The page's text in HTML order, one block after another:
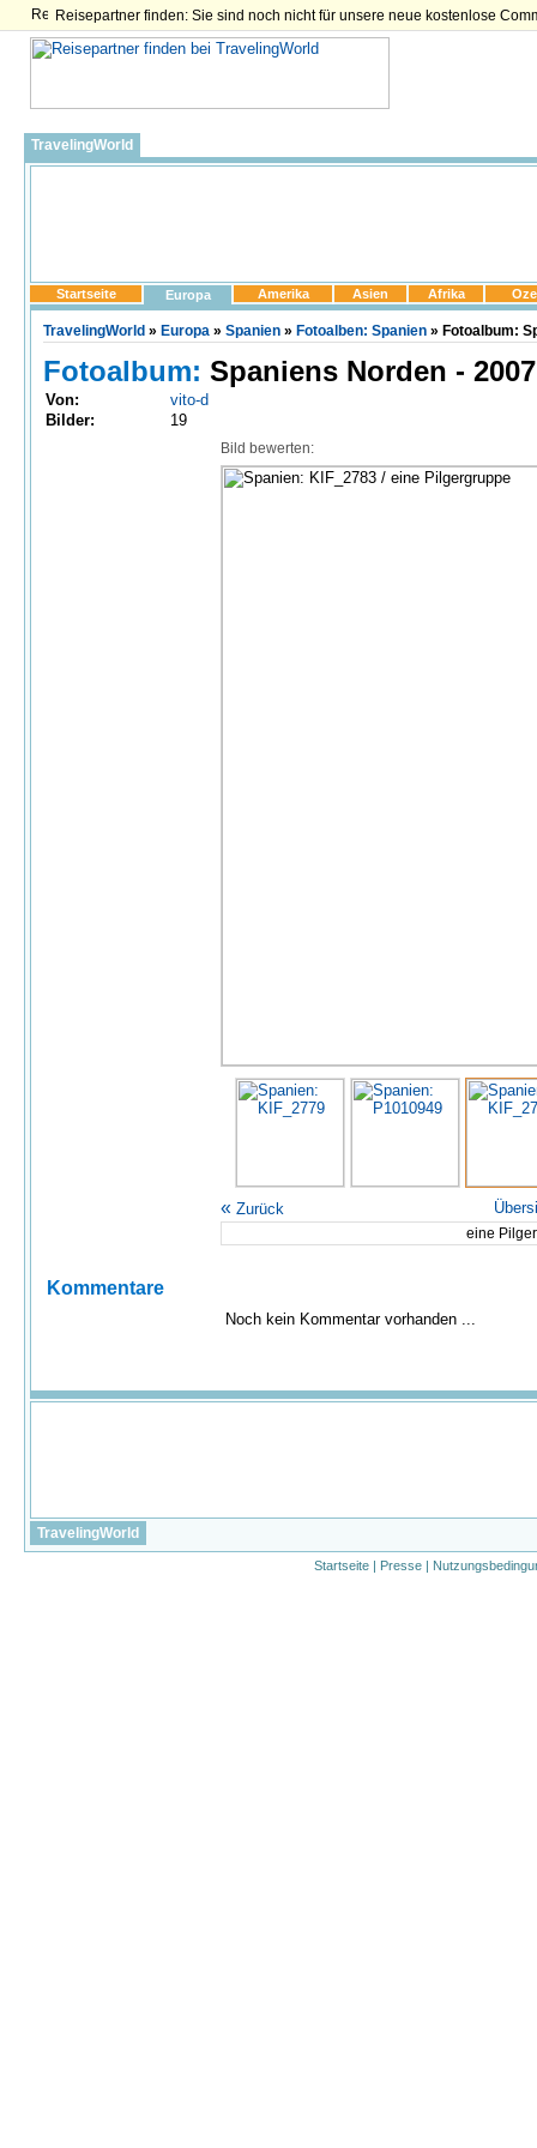
Reisepartner finden: Sie sind noch nicht für unsere neue kostenlose
TravelingWorld
Startseite Europa Amerika Asien Afrika
TravelingWorld » Europa » Spanien » Fotoalben: Spanien » Fotoalbum:
Fotoalbum: Spaniens Norden -
Von:
vito-d
Bilder:
19
Bild bewerten:
« Zurück
eine
Kommentare
Noch kein Kommentar vorhanden ...
TravelingWorld
Startseite | Presse |